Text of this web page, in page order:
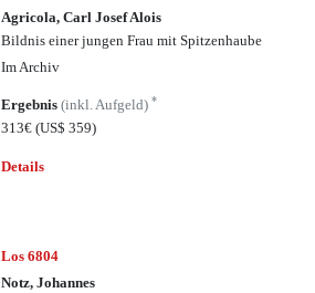
Agricola, Carl Josef Alois
Bildnis einer jungen Frau mit Spitzenhaube
Im Archiv
Ergebnis(inkl. Aufgeld)*
313€(US$ 359)
Details
Los 6804
Notz, Johannes